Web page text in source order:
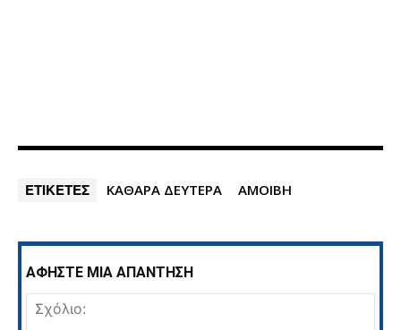
ΕΤΙΚΕΤΕΣ ΚΑΘΑΡΑ ΔΕΥΤΕΡΑ ΑΜΟΙΒΗ
ΑΦΗΣΤΕ ΜΙΑ ΑΠΑΝΤΗΣΗ